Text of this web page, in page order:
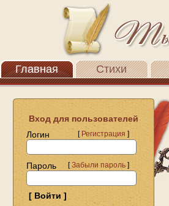
Главная Стихи
Вход для пользователей
Логин
[Регистрация]
Пароль [Забыли пароль]